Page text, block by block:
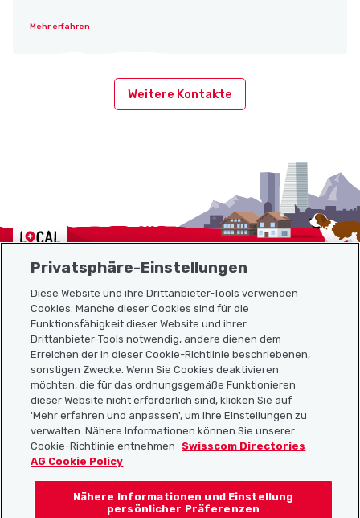
Mehr erfahren
Weitere Kontakte
Localcities
Sitemap
Nützliche Links
Localcities App herunterladen
Folgt uns auf:
Privatsphäre-Einstellungen
Diese Website und ihre Drittanbieter-Tools verwenden
Cookies. Manche dieser Cookies sind für die
Funktionsfähigkeit dieser Website und ihrer
Drittanbieter-Tools notwendig, andere dienen dem
Erreichen der in dieser Cookie-Richtlinie beschriebenen,
sonstigen Zwecke. Wenn Sie Cookies deaktivieren
möchten, die für das ordnungsgemäße Funktionieren
dieser Website nicht erforderlich sind, klicken Sie auf
'Mehr erfahren und anpassen', um Ihre Einstellungen zu
verwalten. Nähere Informationen können Sie unserer
Cookie-Richtlinie entnehmen
Swisscom Directories
AG Cookie Policy
Nähere Informationen und Einstellung
persönlicher Präferenzen